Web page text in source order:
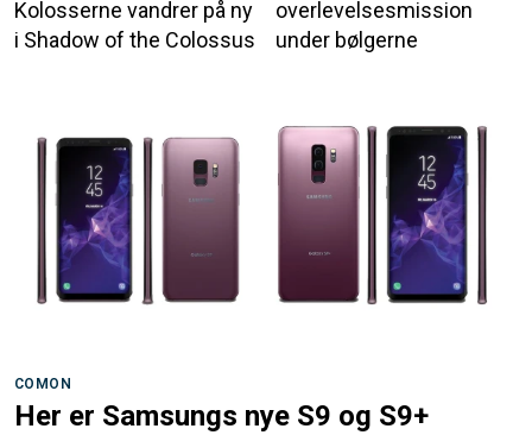
Kolosserne vandrer på ny
i Shadow of the Colossus
overlevelsesmission
under bølgerne
COMON
Her er Samsungs nye S9 og S9+